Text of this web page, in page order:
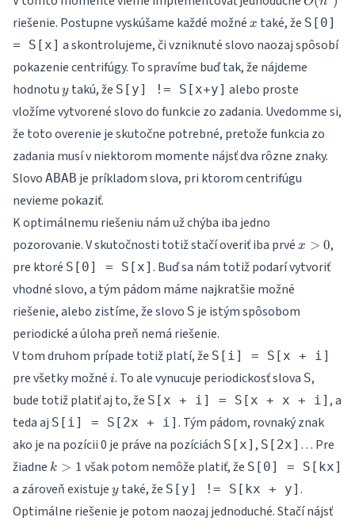
0
riešenie. Postupne vyskúšame každé možné x
x také, že S[0]
= S[x] a skontrolujeme, či vzniknuté slovo naozaj spôsobí
pokazenie centrifúgy. To spravíme buď tak, že nájdeme
hodnotu y
ytakú, že S[y] != S[x+y] alebo proste
vložíme vytvorené slovo do funkcie zo zadania. Uvedomme si,
že toto overenie je skutočne potrebné, pretože funkcia zo
zadania musí v niektorom momente nájsť dva rôzne znaky.
Slovo ABAB je príkladom slova, pri ktorom centrifúgu
nevieme pokaziť.
K optimálnemu riešeniu nám už chýba iba jedno
pozorovanie. V skutočnosti totiž stačí overiť iba prvé x
0
x > 0,
pre ktoré S[0] = S[x] . Buď sa nám totiž podarí vytvoriť
vhodné slovo, a tým pádom máme najkratšie možné
riešenie, alebo zistíme, že slovo S je istým spôsobom
periodické a úloha preň nemá riešenie.
V tom druhom prípade totiž platí, že S[i] = S[x + i]
pre všetky možné i
i. To ale vynucuje periodickosť slova S,
bude totiž platiť aj to, že S[x + i] = S[x + x + i] , a
teda aj S[i] = S[2x + i] . Tým pádom, rovnaký znak
ako je na pozícii 0 je práve na pozíciách S[x] , S[2x] … Pre
žiadne k
>
1
k > 1 však potom nemôže platiť, že S[0] = S[kx]
a zároveň existuje y
ytaké, že S[y] != S[kx + y] .
Optimálne riešenie je potom naozaj jednoduché. Stačí nájsť